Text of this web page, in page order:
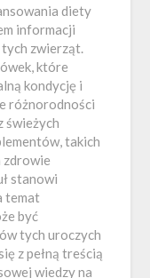
diety
informacji
zwierząt.
które
kondycję i
różnorodności
świeżych
takich
zdrowie
stanowi
temat
być
tych uroczych
z pełną treścią
wiedzy na